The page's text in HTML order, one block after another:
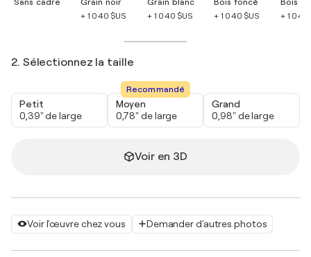
Voir l'œuvre chez vous Demander d'autres photos
+ 1 040 $US
+ 1 040 $US
+ 1 040 $US
+ 1 040
2. Sélectionnez la taille
Petit
0,39" de large
Recommandé
Moyen
0,78" de large
Grand
0,98" de large
Voir en 3D